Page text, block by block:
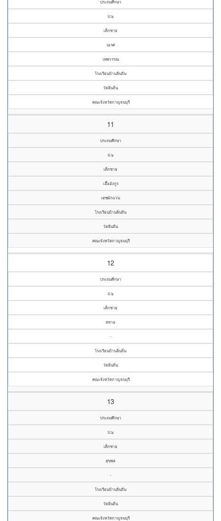
ประถมศึกษา
ป.๖
เด็กชาย
นเรศ
เทพวรรณ
โรงเรียนบ้านลิ่นถิ่น
วัดลิ่นถิ่น
คณะจังหวัดกาญจนบุรี
11
ประถมศึกษา
ป.๖
เด็กชาย
เอื้ออังกูร
เดชผักแว่น
โรงเรียนบ้านลิ่นถิ่น
วัดลิ่นถิ่น
คณะจังหวัดกาญจนบุรี
12
ประถมศึกษา
ป.๖
เด็กชาย
สหาย
-
โรงเรียนบ้านลิ่นถิ่น
วัดลิ่นถิ่น
คณะจังหวัดกาญจนบุรี
13
ประถมศึกษา
ป.๖
เด็กชาย
สุขพล
-
โรงเรียนบ้านลิ่นถิ่น
วัดลิ่นถิ่น
คณะจังหวัดกาญจนบุรี